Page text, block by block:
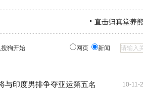
直击归真堂养
狗开始 网页 新闻
10-11-
与印度男排争夺亚运第五名